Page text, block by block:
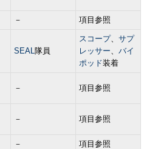
－ 項目参照
SEAL隊員
スコープ、 サプ
レッサー、 バイ
ポッド装着
－ 項目参照
－ 項目参照
－ 項目参照